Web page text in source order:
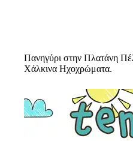
Πανηγύρι στην Πλατάνη
Χάλκινα Ηχοχρώματα.